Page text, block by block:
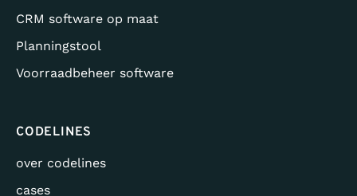
CRM software op maat
Planningstool
Voorraadbeheer software
CODELINES
over codelines
cases